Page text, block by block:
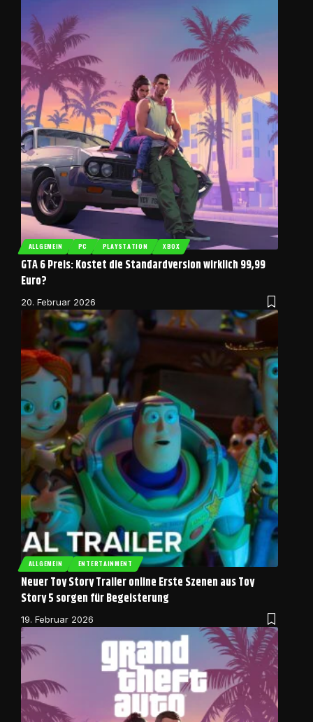
ALLGEMEIN PC PLAYSTATION XBOX
GTA 6 Preis: Kostet die Standardversion wirklich 99,99
Euro?
20. Februar 2026
ALLGEMEIN ENTERTAINMENT
Neuer Toy Story Trailer online Erste Szenen aus Toy
Story 5 sorgen für Begeisterung
19. Februar 2026